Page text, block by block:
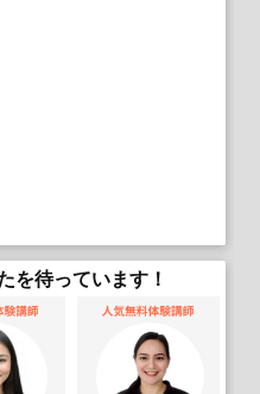
を待っています！